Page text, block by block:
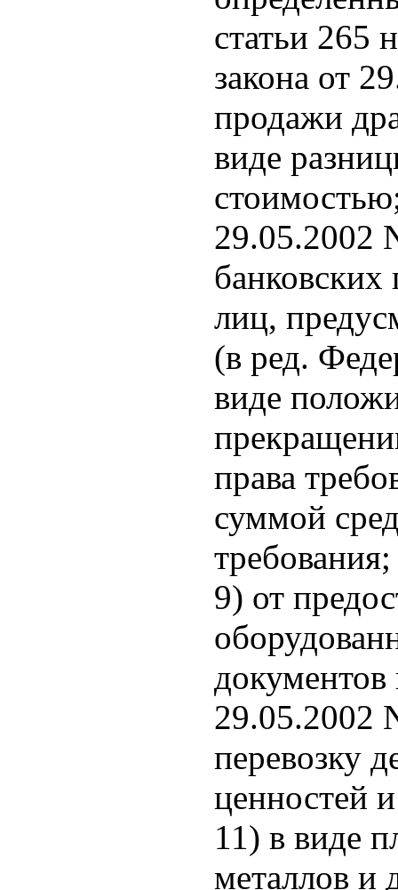
статьи 265
закона от
продажи
виде
29.05.2002
банковских
лиц,
(в ред.
виде
права
суммой
9) от
документов
29.05.2002
перевозку
ценностей
11) в виде
металлов и